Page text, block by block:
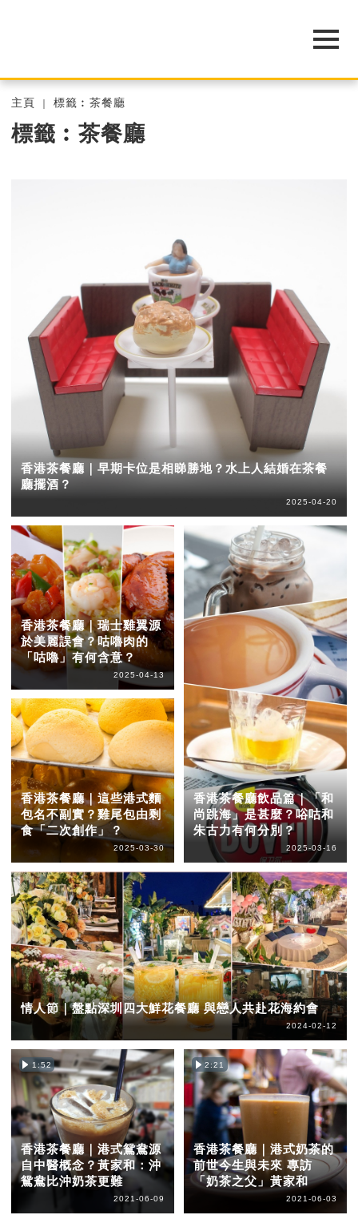
主頁 標籤︰茶餐廳
標籤︰茶餐廳
香港茶餐廳｜早期卡位是相睇勝地？水上人結婚在茶餐
廳擺酒？
2025-04-20
香港茶餐廳｜瑞士雞翼源
於美麗誤會？咕嚕肉的
「咕嚕」有何含意？
2025-04-13
香港茶餐廳｜這些港式麵
包名不副實？雞尾包由剩
食「二次創作」？
2025-03-30
香港茶餐廳飲品篇｜「和
尚跳海」是甚麼？唂咕和
朱古力有何分別？
2025-03-16
情人節｜盤點深圳四大鮮花餐廳 與戀人共赴花海約會
2024-02-12
1:52
香港茶餐廳｜港式鴛鴦源
自中醫概念？黃家和：沖
鴛鴦比沖奶茶更難
2021-06-09
2:21
香港茶餐廳｜港式奶茶的
前世今生與未來 專訪
「奶茶之父」黃家和
2021-06-03